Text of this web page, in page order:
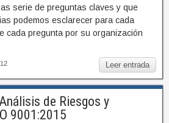
serie de preguntas claves y que
podemos esclarecer para cada
cada pregunta por su organización
Leer entrada
de Riesgos y
9001:2015